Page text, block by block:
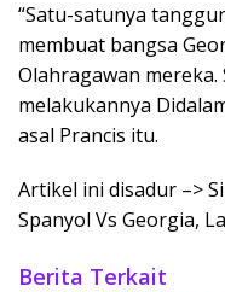
“Satu-satunya
membuat bangsa
Olahragawan
melakukannya
asal Prancis itu.
Artikel ini disadur –>
Spanyol Vs Georgia,
Berita Terkait